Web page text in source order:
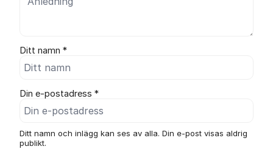
Ditt namn *
Din e-postadress *
Ditt namn och inlägg kan ses av alla. Din e-post visas aldrig
publikt.